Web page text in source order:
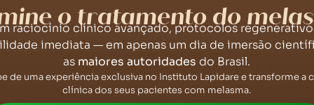
o tratamento do
raciocínio clínico avançado, protocolos
imediata — em apenas um dia de imersão
as maiores autoridades do Brasil.
de uma experiência exclusiva no Instituto Lapidare e transforme a
clínica dos seus pacientes com melasma.